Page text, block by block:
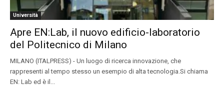
Università
Apre EN:Lab, il nuovo edificio-laboratorio
del Politecnico di Milano
MILANO (ITALPRESS) - Un luogo di ricerca innovazione, che
rappresenti al tempo stesso un esempio di alta tecnologia.Si chiama
EN: Lab ed è il...